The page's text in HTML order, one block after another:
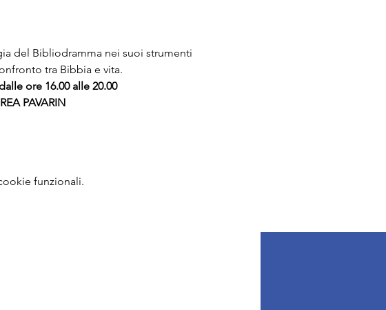
del Bibliodramma nei suoi strumenti
tra Bibbia e vita.
ore 16.00 alle 20.00
PAVARIN
funzionali.